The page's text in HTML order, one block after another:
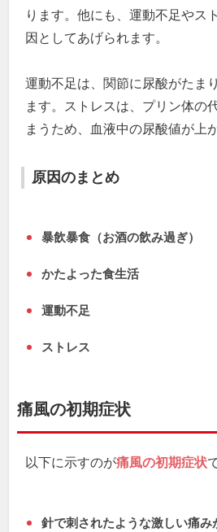
ります。他にも、運動不足やス
因としてあげられます。
運動不足は、関節に尿酸がたま
ます。ストレスは、プリン体の
まうため、血液中の尿酸値が上
原因のまとめ
暴飲暴食（お酒の飲み過ぎ）
かたよった食生活
運動不足
ストレス
痛風の初期症状
以下に示すのが痛風の初期症状
針で刺されたような激しい痛み